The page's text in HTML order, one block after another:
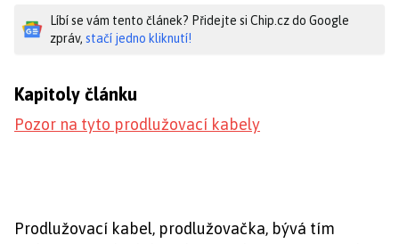
Líbí se vám tento článek? Přidejte si Chip.cz do Google
zpráv, stačí jedno kliknutí!
Kapitoly článku
Pozor na tyto prodlužovací kabely
Prodlužovací kabel, prodlužovačka, bývá tím